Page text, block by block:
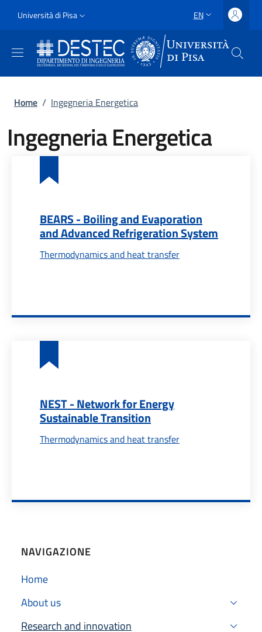
Slim
Università di Pisa LANGUAGE
EN
Breadcrumb
Home / Ingegneria Energetica
Ingegneria Energetica
BEARS - Boiling and Evaporation
and Advanced Refrigeration System
Thermodynamics and heat transfer
NEST - Network for Energy
Sustainable Transition
Thermodynamics and heat transfer
NAVIGAZIONE
Home
About us
Research and innovation